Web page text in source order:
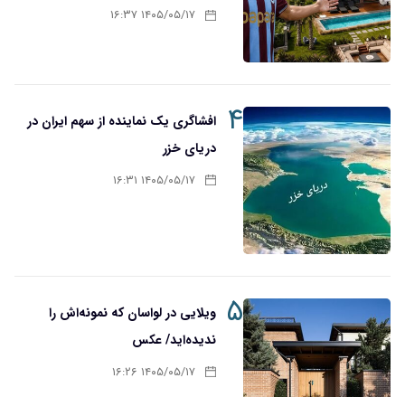
۱۴۰۵/۰۵/۱۷ ۱۶:۳۷
۴
افشاگری یک نماینده از سهم ایران در
دریای خزر
۱۴۰۵/۰۵/۱۷ ۱۶:۳۱
۵ ویلایی در لواسان که نمونه‌اش را
ندیده‌اید/ عکس
۱۴۰۵/۰۵/۱۷ ۱۶:۲۶